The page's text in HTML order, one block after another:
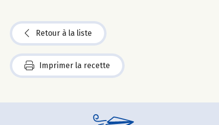
Retour à la liste
Imprimer la recette